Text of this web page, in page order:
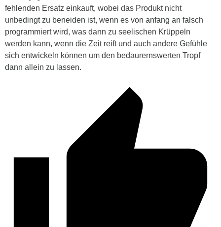
fehlenden Ersatz einkauft, wobei das Produkt nicht
unbedingt zu beneiden ist, wenn es von anfang an falsch
programmiert wird, was dann zu seelischen Krüppeln
werden kann, wenn die Zeit reift und auch andere Gefühle
sich entwickeln können um den bedaurernswerten Tropf
dann allein zu lassen.